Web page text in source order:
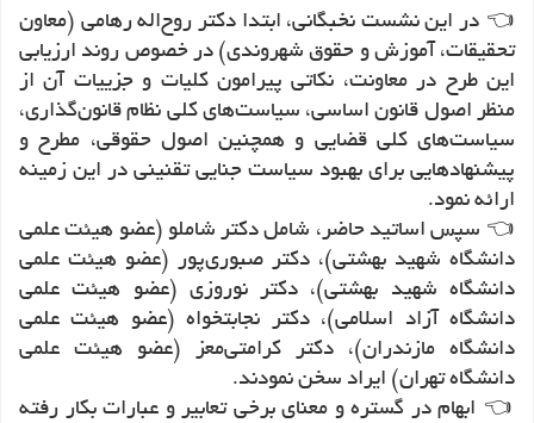
👈 در این نشست نخبگانی، ابتدا دکتر روح‌اله رهامی (معاون
تحقیقات، آموزش و حقوق شهروندی) در خصوص روند ارزیابی
این طرح در معاونت، نکاتی پیرامون کلیات و جزییات آن از
منظر اصول قانون اساسی، سیاست‌های کلی نظام قانون‌گذاری،
سیاست‌های کلی قضایی و همچنین اصول حقوقی، مطرح و
پیشنهادهایی برای بهبود سیاست جنایی تقنینی در این زمینه
ارائه نمود.
👈 سپس اساتید حاضر، شامل دکتر شاملو (عضو هیئت علمی
دانشگاه شهید بهشتی)، دکتر صبوری‌پور (عضو هیئت علمی
دانشگاه شهید بهشتی)، دکتر نوروزی (عضو هیئت علمی
دانشگاه آزاد اسلامی)، دکتر نجابتخواه (عضو هیئت علمی
دانشگاه مازندران)، دکتر کرامتی‌معز (عضو هیئت علمی
دانشگاه تهران) ایراد سخن نمودند.
👈 ابهام در گستره و معنای برخی تعابیر و عبارات بکار رفته